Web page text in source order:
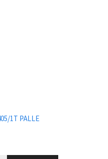
1T PALLE